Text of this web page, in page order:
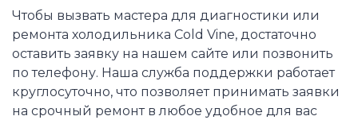
Чтобы вызвать мастера для диагностики или
ремонта холодильника Cold Vine, достаточно
оставить заявку на нашем сайте или позвонить
по телефону. Наша служба поддержки работает
круглосуточно, что позволяет принимать заявки
на срочный ремонт в любое удобное для вас